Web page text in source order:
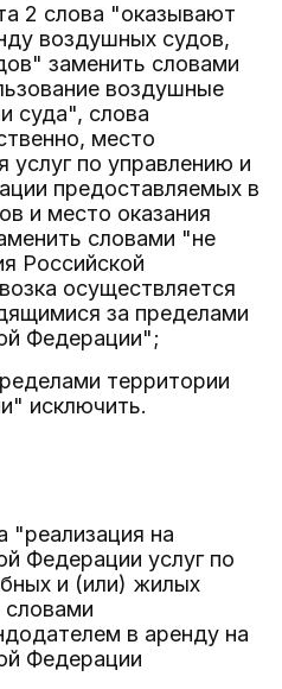
2 слова "оказывают
воздушных судов,
заменить словами
воздушные
суда", слова
место
услуг по управлению и
предоставляемых в
и место оказания
словами "не
Российской
осуществляется
за пределами
Федерации";
территории
исключить.
"реализация на
Федерации услуг по
и (или) жилых
в аренду на
Федерации